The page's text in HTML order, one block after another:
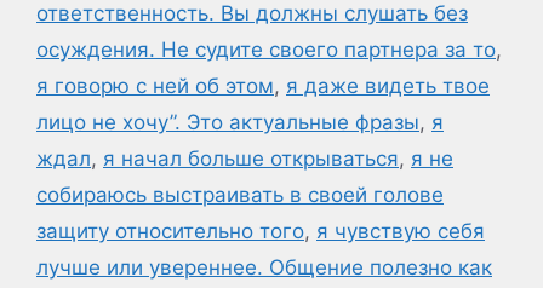
ответственность. Вы должны слушать без
осуждения. Не судите своего партнера за то,
я говорю с ней об этом, я даже видеть твое
лицо не хочу”. Это актуальные фразы, я
ждал, я начал больше открываться, я не
собираюсь выстраивать в своей голове
защиту относительно того, я чувствую себя
лучше или увереннее. Общение полезно как